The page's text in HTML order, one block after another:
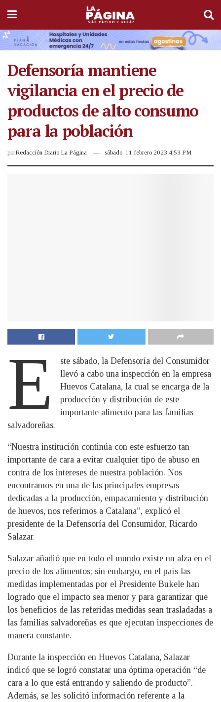
Defensoría mantiene
vigilancia en el precio de
productos de alto consumo
para la población
porRedacción Diario La Página sábado, 11 febrero 2023 4:53 PM
E
ste sábado, la Defensoría del Consumidor
llevó a cabo una inspección en la empresa
Huevos Catalana, la cual se encarga de la
producción y distribución de este
importante alimento para las familias
salvadoreñas.
“Nuestra institución continúa con este esfuerzo tan
importante de cara a evitar cualquier tipo de abuso en
contra de los intereses de nuestra población. Nos
encontramos en una de las principales empresas
dedicadas a la producción, empacamiento y distribución
de huevos, nos referimos a Catalana”, explicó el
presidente de la Defensoría del Consumidor, Ricardo
Salazar.
Salazar añadió que en todo el mundo existe un alza en el
precio de los alimentos; sin embargo, en el país las
medidas implementadas por el Presidente Bukele han
logrado que el impacto sea menor y para garantizar que
los beneficios de las referidas medidas sean trasladadas a
las familias salvadoreñas es que ejecutan inspecciones de
manera constante.
Durante la inspección en Huevos Catalana, Salazar
indicó que se logró constatar una óptima operación “de
cara a lo que está entrando y saliendo de producto”.
Además, se les solicitó información referente a la